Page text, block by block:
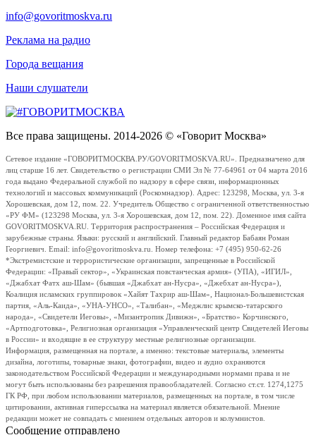
info@govoritmoskva.ru
Реклама на радио
Города вещания
Наши слушатели
Все права защищены. 2014-2026 © «Говорит Москва»
Сетевое издание «ГОВОРИТМОСКВА.РУ/GOVORITMOSKVA.RU». Предназначено для
лиц старше 16 лет. Свидетельство о регистрации СМИ Эл № 77-64961 от 04 марта 2016
года выдано Федеральной службой по надзору в сфере связи, информационных
технологий и массовых коммуникаций (Роскомнадзор). Адрес: 123298, Москва, ул. 3-я
Хорошевская, дом 12, пом. 22. Учредитель Общество с ограниченной ответственностью
«РУ ФМ» (123298 Москва, ул. 3-я Хорошевская, дом 12, пом. 22). Доменное имя сайта
GOVORITMOSKVA.RU. Территория распространения – Российская Федерация и
зарубежные страны. Языки: русский и английский. Главный редактор Бабаян Роман
Георгиевич. Email: info@govoritmoskva.ru. Номер телефона: +7 (495) 950-62-26
*Экстремистские и террористические организации, запрещенные в Российской
Федерации: «Правый сектор», «Украинская повстанческая армия» (УПА), «ИГИЛ»,
«Джабхат Фатх аш-Шам» (бывшая «Джабхат ан-Нусра», «Джебхат ан-Нусра»),
Коалиция исламских группировок «Хайят Тахрир аш-Шам», Национал-Большевистская
партия, «Аль-Каида», «УНА-УНСО», «Талибан», «Меджлис крымско-татарского
народа», «Свидетели Иеговы», «Мизантропик Дивижн», «Братство» Корчинского,
«Артподготовка», Религиозная организация «Управленческий центр Свидетелей Иеговы
в России» и входящие в ее структуру местные религиозные организации.
Информация, размещенная на портале, а именно: текстовые материалы, элементы
дизайна, логотипы, товарные знаки, фотографии, видео и аудио охраняются
законодательством Российской Федерации и международными нормами права и не
могут быть использованы без разрешения правообладателей. Согласно ст.ст. 1274,1275
ГК РФ, при любом использовании материалов, размещенных на портале, в том числе
цитировании, активная гиперссылка на материал является обязательной. Мнение
редакции может не совпадать с мнением отдельных авторов и колумнистов.
Сообщение отправлено